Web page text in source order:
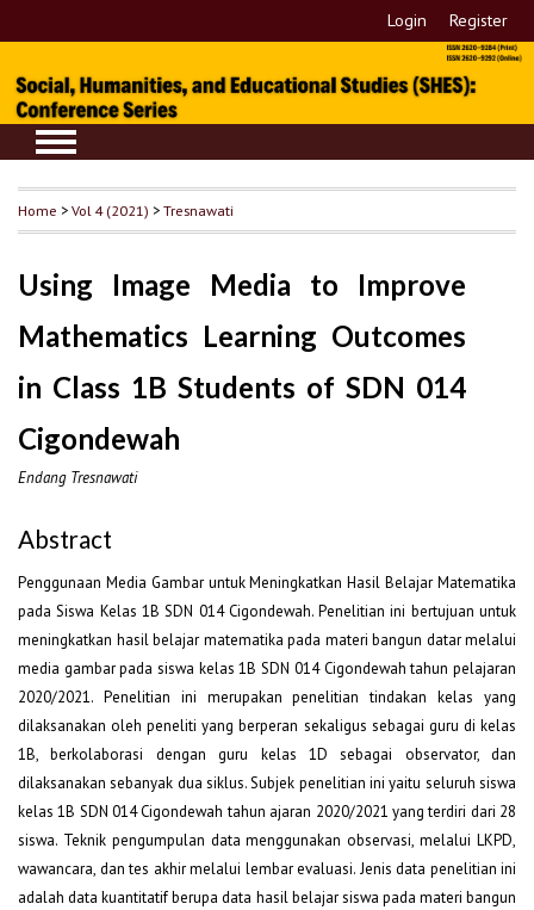
Login Register
Home >Vol 4 (2021) >Tresnawati
Using Image Media to Improve
Mathematics Learning Outcomes
in Class 1B Students of SDN 014
Cigondewah
Endang Tresnawati
Abstract
Penggunaan Media Gambar untuk Meningkatkan Hasil Belajar Matematika
pada Siswa Kelas 1B SDN 014 Cigondewah. Penelitian ini bertujuan untuk
meningkatkan hasil belajar matematika pada materi bangun datar melalui
media gambar pada siswa kelas 1B SDN 014 Cigondewah tahun pelajaran
2020/2021. Penelitian ini merupakan penelitian tindakan kelas yang
dilaksanakan oleh peneliti yang berperan sekaligus sebagai guru di kelas
1B, berkolaborasi dengan guru kelas 1D sebagai observator, dan
dilaksanakan sebanyak dua siklus. Subjek penelitian ini yaitu seluruh siswa
kelas 1B SDN 014 Cigondewah tahun ajaran 2020/2021 yang terdiri dari 28
siswa. Teknik pengumpulan data menggunakan observasi, melalui LKPD,
wawancara, dan tes akhir melalui lembar evaluasi. Jenis data penelitian ini
adalah data kuantitatif berupa data hasil belajar siswa pada materi bangun